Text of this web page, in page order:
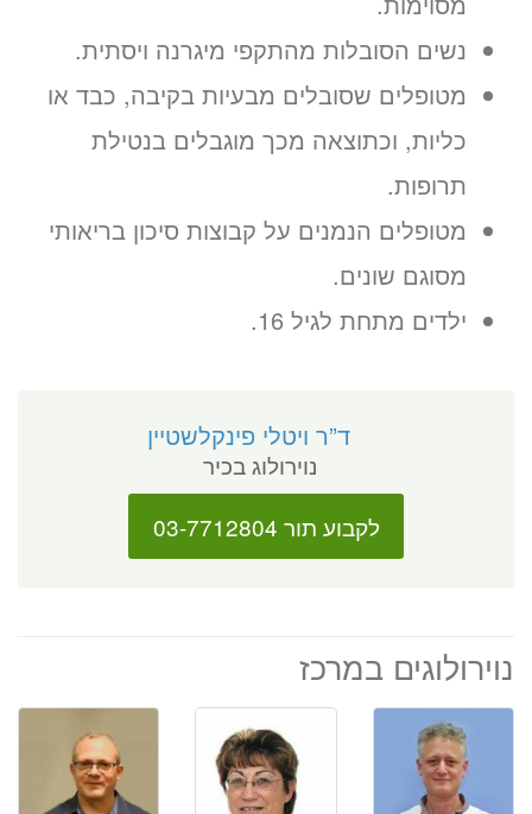
נשים הסובלות מהתקפי מיגרנה ויסתית.
מטופלים שסובלים מבעיות בקיבה, כבד או
כליות, וכתוצאה מכך מוגבלים בנטילת
תרופות.
מטופלים הנמנים על קבוצות סיכון בריאותי
מסוגם שונים.
ילדים מתחת לגיל 16.
ד”ר ויטלי פינקלשטיין
נוירולוג בכיר
לקבוע תור 03-7712804
נוירולוגים במרכז